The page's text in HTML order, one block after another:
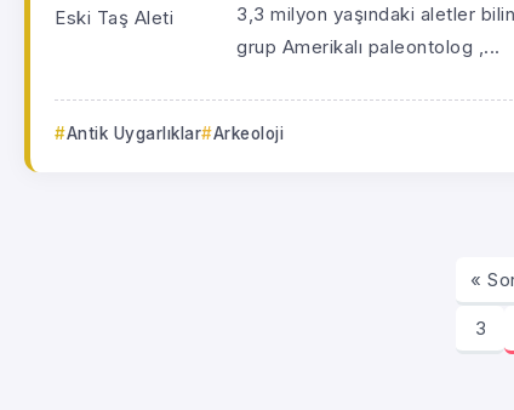
3,3 milyon yaşındaki aletler
grup Amerikalı paleontolog ,...
Antik Uygarlıklar Arkeoloji
«
3